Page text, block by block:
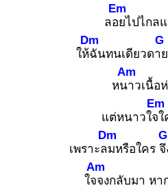
ลอย
Em
ไปไกล
ให้ฉั
Dm
นทนเดียวดาย
G
หนา
Am
วเนื้อ
แต่หนาวใจใ
Em
เพราะลม
Dm
หรือใคร จึ
G
ใจจ
Am
งกลับมา หา